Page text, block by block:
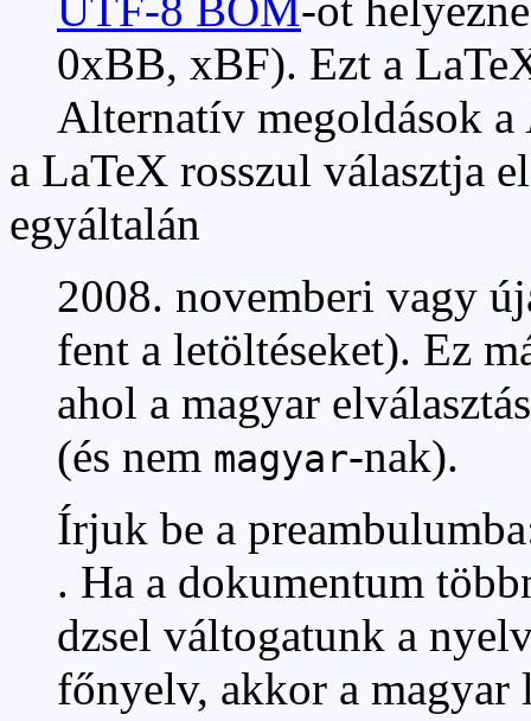
0xBB, xBF). Ezt a
Alternatív megoldások a
a LaTeX rosszul választja
egyáltalán
2008. novemberi vagy
fent a letöltéseket). Ez
ahol a magyar
(és nem magyar-nak).
Írjuk be a
. Ha a dokumentum
dzsel váltogatunk a
főnyelv, akkor a magyar